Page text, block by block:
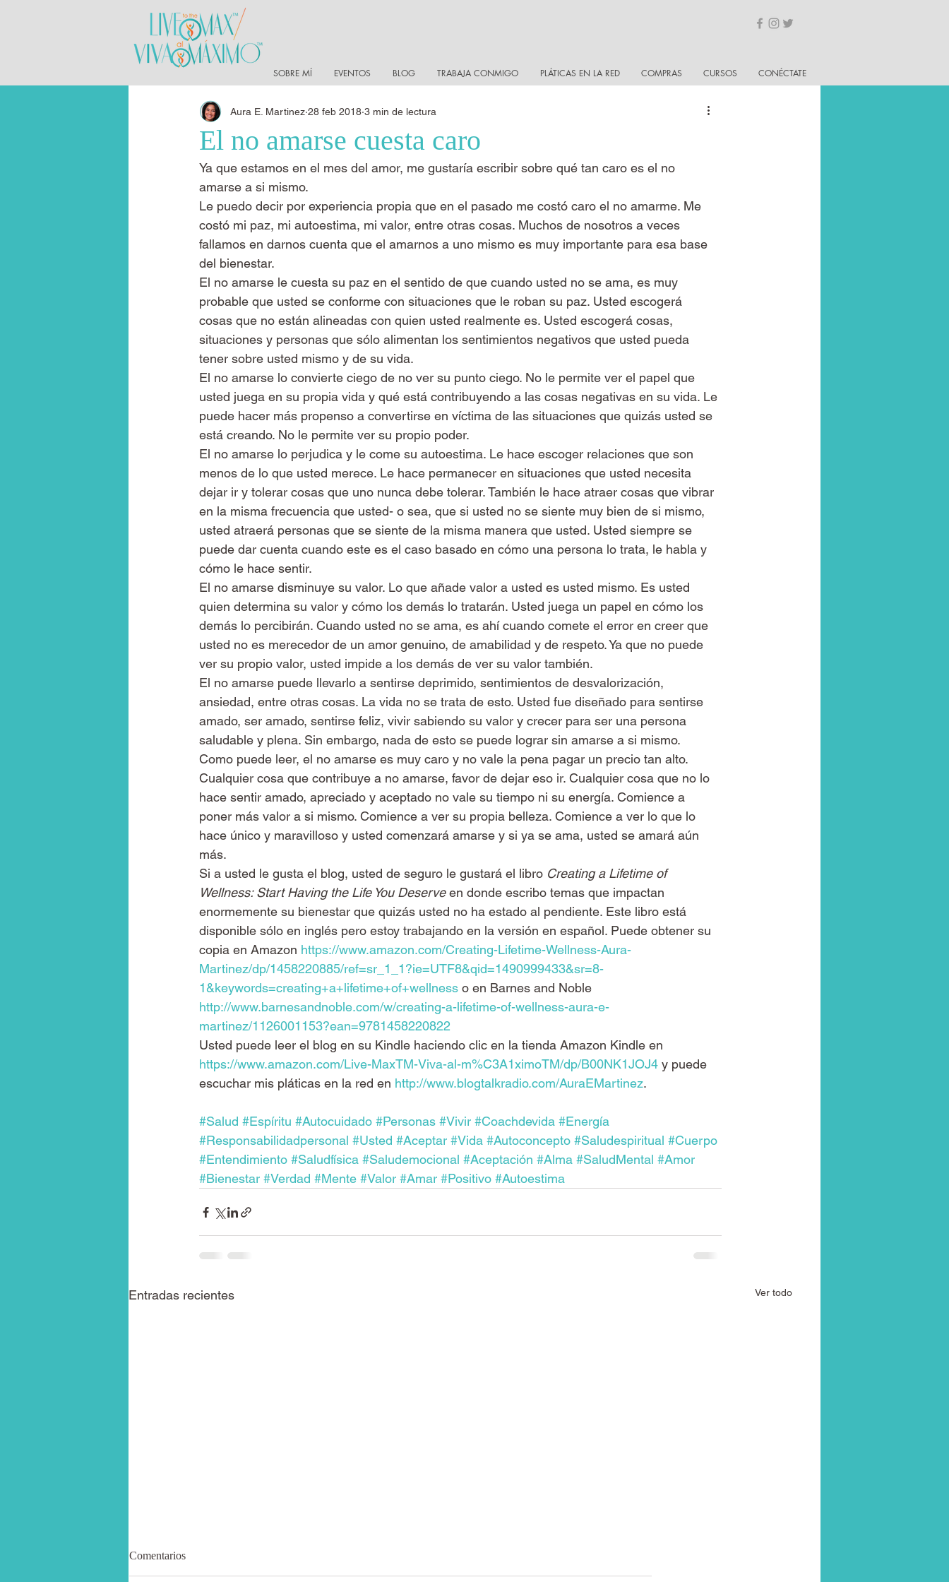
SOBRE MÍ EVENTOS BLOG TRABAJA CONMIGO PLÁTICAS EN LA RED COMPRAS CURSOS CONÉCTATE
El no amarse cuesta caro
Aura E. Martinez 28 feb 2018 3 min de lectura
Ya que estamos en el mes del amor, me gustaría escribir sobre qué tan caro es el no
amarse a si mismo.
Le puedo decir por experiencia propia que en el pasado me costó caro el no amarme. Me
costó mi paz, mi autoestima, mi valor, entre otras cosas. Muchos de nosotros a veces
fallamos en darnos cuenta que el amarnos a uno mismo es muy importante para esa base
del bienestar.
El no amarse le cuesta su paz en el sentido de que cuando usted no se ama, es muy
probable que usted se conforme con situaciones que le roban su paz. Usted escogerá
cosas que no están alineadas con quien usted realmente es. Usted escogerá cosas,
situaciones y personas que sólo alimentan los sentimientos negativos que usted pueda
tener sobre usted mismo y de su vida.
El no amarse lo convierte ciego de no ver su punto ciego. No le permite ver el papel que
usted juega en su propia vida y qué está contribuyendo a las cosas negativas en su vida. Le
puede hacer más propenso a convertirse en víctima de las situaciones que quizás usted se
está creando. No le permite ver su propio poder.
El no amarse lo perjudica y le come su autoestima. Le hace escoger relaciones que son
menos de lo que usted merece. Le hace permanecer en situaciones que usted necesita
dejar ir y tolerar cosas que uno nunca debe tolerar. También le hace atraer cosas que vibrar
en la misma frecuencia que usted- o sea, que si usted no se siente muy bien de si mismo,
usted atraerá personas que se siente de la misma manera que usted. Usted siempre se
puede dar cuenta cuando este es el caso basado en cómo una persona lo trata, le habla y
cómo le hace sentir.
El no amarse disminuye su valor. Lo que añade valor a usted es usted mismo. Es usted
quien determina su valor y cómo los demás lo tratarán. Usted juega un papel en cómo los
demás lo percibirán. Cuando usted no se ama, es ahí cuando comete el error en creer que
usted no es merecedor de un amor genuino, de amabilidad y de respeto. Ya que no puede
ver su propio valor, usted impide a los demás de ver su valor también.
El no amarse puede llevarlo a sentirse deprimido, sentimientos de desvalorización,
ansiedad, entre otras cosas. La vida no se trata de esto. Usted fue diseñado para sentirse
amado, ser amado, sentirse feliz, vivir sabiendo su valor y crecer para ser una persona
saludable y plena. Sin embargo, nada de esto se puede lograr sin amarse a si mismo.
Como puede leer, el no amarse es muy caro y no vale la pena pagar un precio tan alto.
Cualquier cosa que contribuye a no amarse, favor de dejar eso ir. Cualquier cosa que no lo
hace sentir amado, apreciado y aceptado no vale su tiempo ni su energía. Comience a
poner más valor a si mismo. Comience a ver su propia belleza. Comience a ver lo que lo
hace único y maravilloso y usted comenzará amarse y si ya se ama, usted se amará aún
más.
Si a usted le gusta el blog, usted de seguro le gustará el libro Creating a Lifetime of
Wellness: Start Having the Life You Deserve en donde escribo temas que impactan
enormemente su bienestar que quizás usted no ha estado al pendiente. Este libro está
disponible sólo en inglés pero estoy trabajando en la versión en español. Puede obtener su
copia en Amazon https://www.amazon.com/Creating-Lifetime-Wellness-Aura-
Martinez/dp/1458220885/ref=sr_1_1?ie=UTF8&qid=1490999433&sr=8-
1&keywords=creating+a+lifetime+of+wellness o en Barnes and Noble
http://www.barnesandnoble.com/w/creating-a-lifetime-of-wellness-aura-e-
martinez/1126001153?ean=9781458220822
Usted puede leer el blog en su Kindle haciendo clic en la tienda Amazon Kindle en
https://www.amazon.com/Live-MaxTM-Viva-al-m%C3A1ximoTM/dp/B00NK1JOJ4 y puede
escuchar mis pláticas en la red en http://www.blogtalkradio.com/AuraEMartinez.
#Salud #Espíritu #Autocuidado #Personas #Vivir #Coachdevida #Energía
#Responsabilidadpersonal #Usted #Aceptar #Vida #Autoconcepto #Saludespiritual #Cuerpo
#Entendimiento #Saludfísica #Saludemocional #Aceptación #Alma #SaludMental #Amor
#Bienestar #Verdad #Mente #Valor #Amar #Positivo #Autoestima
Entradas recientes Ver todo
Tu energía no es infinita—Deja
de gastarla como si lo fuera
siente pesada antes de liberarte
Comentarios